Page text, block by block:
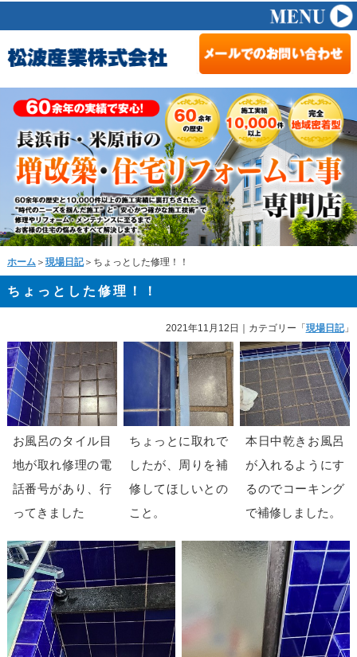
ホーム ＞ 現場日記＞ちょっとした修理！！
ちょっとした修理！！
2021年11月12日 ｜カテゴリー「 現場日記」
お風呂のタイル目
地が取れ修理の電
話番号があり、行
ってきました
ちょっとに取れで
したが、周りを補
修してほしいとの
こと。
本日中乾きお風呂
が入れるようにす
るのでコーキング
で補修しました。